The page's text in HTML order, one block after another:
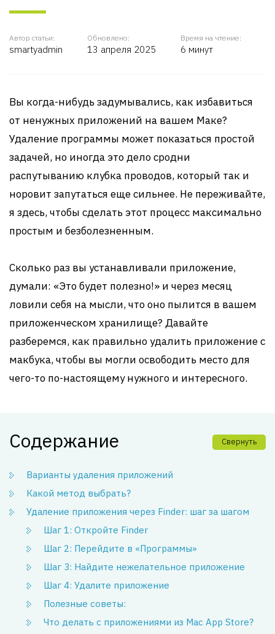
Автор статьи:
smartyadmin
Обновлено:
13 апреля 2025
Время на чтение:
6 минут
Вы когда-нибудь задумывались, как избавиться
от ненужных приложений на вашем Маке?
Удаление программы может показаться простой
задачей, но иногда это дело сродни
распутыванию клубка проводов, который так и
норовит запутаться еще сильнее. Не переживайте,
я здесь, чтобы сделать этот процесс максимально
простым и безболезненным.
Сколько раз вы устанавливали приложение,
думали: «Это будет полезно!» и через месяц
ловили себя на мысли, что оно пылится в вашем
приложенческом хранилище? Давайте
разберемся, как правильно удалить приложение с
макбука, чтобы вы могли освободить место для
чего-то по-настоящему нужного и интересного.
Содержание Свернуть
Варианты удаления приложений
Какой метод выбрать?
Удаление приложения через Finder: шаг за шагом
Шаг 1: Откройте Finder
Шаг 2: Перейдите в «Программы»
Шаг 3: Найдите нежелательное приложение
Шаг 4: Удалите приложение
Полезные советы:
Что делать с приложениями из Mac App Store?